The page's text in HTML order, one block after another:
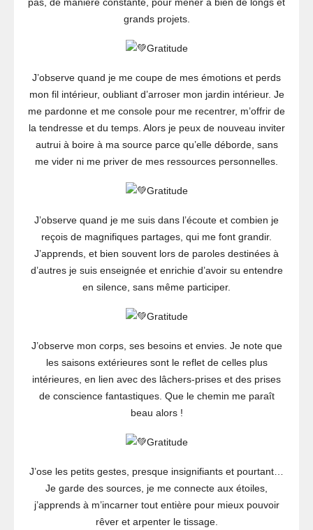
grands projets.
Gratitude
J’observe quand je me coupe de mes émotions et perds
mon fil intérieur, oubliant d’arroser mon jardin intérieur. Je
me pardonne et me console pour me recentrer, m’offrir de
la tendresse et du temps. Alors je peux de nouveau inviter
autrui à boire à ma source parce qu’elle déborde, sans
me vider ni me priver de mes ressources personnelles.
Gratitude
J’observe quand je me suis dans l’écoute et combien je
reçois de magnifiques partages, qui me font grandir.
J’apprends, et bien souvent lors de paroles destinées à
d’autres je suis enseignée et enrichie d’avoir su entendre
en silence, sans même participer.
Gratitude
J’observe mon corps, ses besoins et envies. Je note que
les saisons extérieures sont le reflet de celles plus
intérieures, en lien avec des lâchers-prises et des prises
de conscience fantastiques. Que le chemin me paraît
beau alors !
Gratitude
J’ose les petits gestes, presque insignifiants et pourtant…
Je garde des sources, je me connecte aux étoiles,
j’apprends à m’incarner tout entière pour mieux pouvoir
rêver et arpenter le tissage.